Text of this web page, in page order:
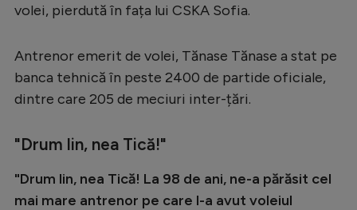
Clasamente
Tenis
Formula 1
volei, pierdută în fața lui CSKA Sofia.
Antrenor emerit de volei, Tănase Tănase a stat pe
banca tehnică în peste 2400 de partide oficiale,
dintre care 205 de meciuri inter-țări.
"Drum lin, nea Tică!"
"Drum lin, nea Tică! La 98 de ani, ne-a părăsit cel
mai mare antrenor pe care l-a avut voleiul